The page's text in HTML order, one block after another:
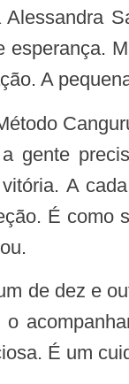
esperança.
A
gente
A
É como
É um